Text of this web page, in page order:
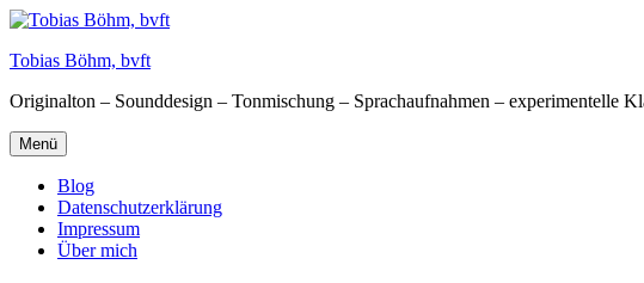
Zum
springen
Tobias Böhm, bvft
Originalton – Sounddesign – Tonmischung – Sprachaufnahmen – experimentelle
Menü
Blog
Datenschutzerklärung
Impressum
Über mich